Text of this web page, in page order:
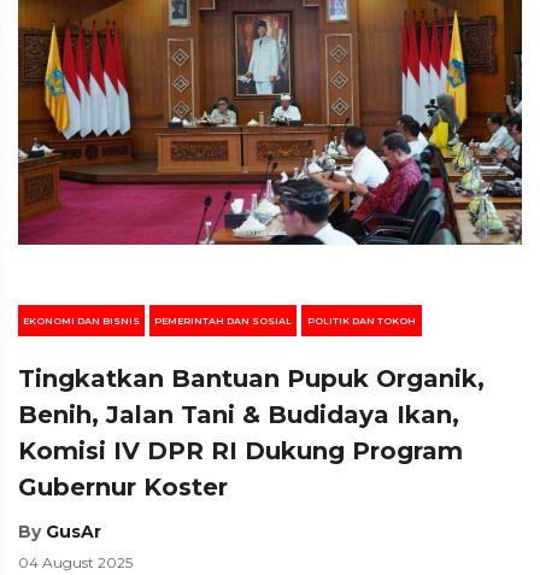
EKONOMI DAN BISNIS PEMERINTAH DAN SOSIAL POLITIK DAN TOKOH
Tingkatkan Bantuan Pupuk Organik,
Benih, Jalan Tani & Budidaya Ikan,
Komisi IV DPR RI Dukung Program
Gubernur Koster
By GusAr
04 August 2025